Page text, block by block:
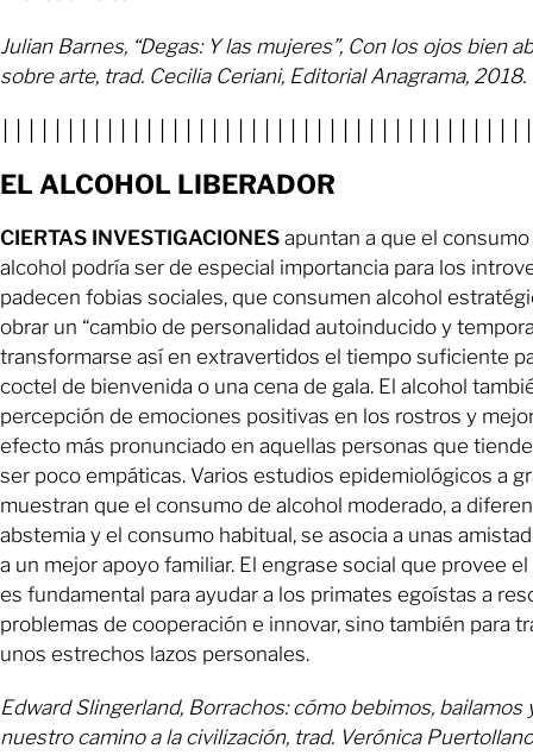
Julian Barnes, “Degas: Y las mujeres”, Con los ojos bien
sobre arte, trad. Cecilia Ceriani, Editorial Anagrama, 2018.
EL ALCOHOL LIBERADOR
CIERTAS INVESTIGACIONES apuntan a que el
alcohol podría ser de especial importancia para los
padecen fobias sociales, que consumen alcohol
obrar un “cambio de personalidad autoinducido y
transformarse así en extravertidos el tiempo suficiente
coctel de bienvenida o una cena de gala. El alcohol
percepción de emociones positivas en los rostros y
efecto más pronunciado en aquellas personas que
ser poco empáticas. Varios estudios epidemiológicos a
muestran que el consumo de alcohol moderado, a
abstemia y el consumo habitual, se asocia a unas
a un mejor apoyo familiar. El engrase social que provee
es fundamental para ayudar a los primates egoístas a
problemas de cooperación e innovar, sino también para
unos estrechos lazos personales.
Edward Slingerland, Borrachos: cómo bebimos, bailamos
nuestro camino a la civilización, trad. Verónica